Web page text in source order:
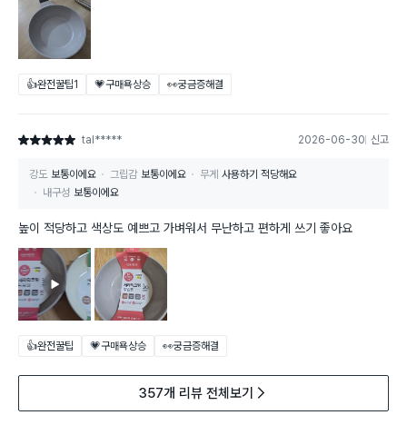
👍완전꿀팁1 💗구매욕상승 👀궁금증해결
별점 5점 tal***** 2026-06-30 신고
강도 보통이에요 그립감 보통이에요 무게 사용하기 적당해요
내구성 보통이에요
높이 적당하고 색상도 예쁘고 가벼워서 무난하고 편하게 쓰기 좋아요
👍완전꿀팁 💗구매욕상승 👀궁금증해결
357개 리뷰 전체보기